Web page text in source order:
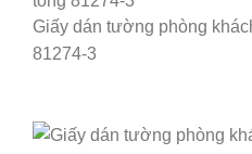
Giấy dán tường phòng
81274-3